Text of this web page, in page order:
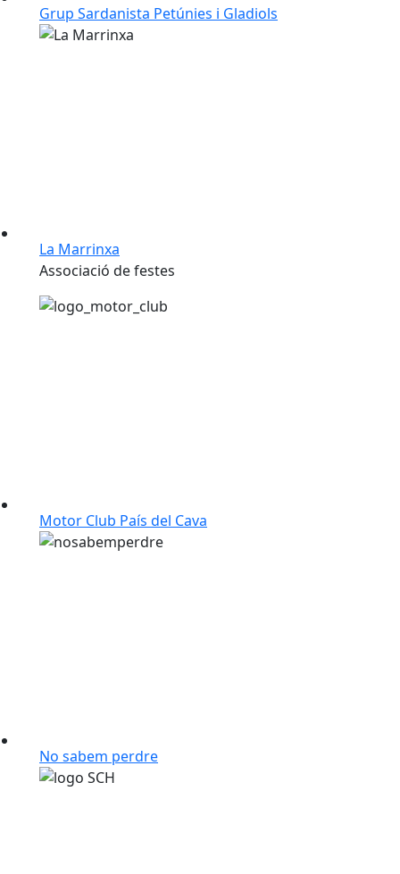
Grup Sardanista Petúnies i Gladiols
La Marrinxa
Associació de festes
Motor Club País del Cava
No sabem perdre